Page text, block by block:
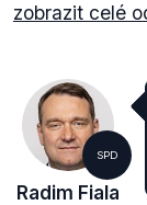
zobrazit celé
SPD
Radim Fiala